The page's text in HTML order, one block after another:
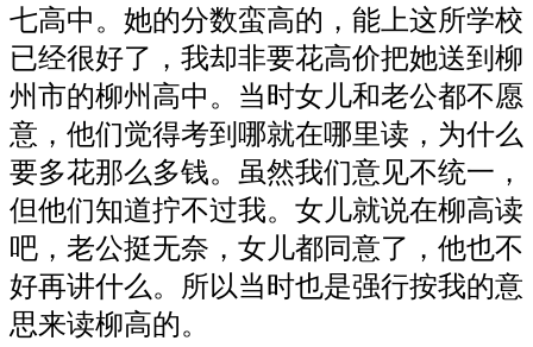
七高中。她的分数蛮高的，能上这所学校
已经很好了，我却非要花高价把她送到柳
州市的柳州高中。当时女儿和老公都不愿
意，他们觉得考到哪就在哪里读，为什么
要多花那么多钱。虽然我们意见不统一，
但他们知道拧不过我。女儿就说在柳高读
吧，老公挺无奈，女儿都同意了，他也不
好再讲什么。所以当时也是强行按我的意
思来读柳高的。